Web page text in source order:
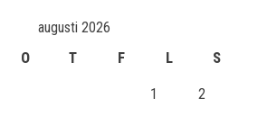
augusti 2026
O T F L S
1 2